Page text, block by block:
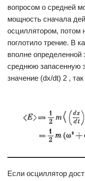
вопросом о средней
мощность сначала
осциллятором, потом
поглотило трение. В
вполне определенной
среднюю запасенную
значение (dx/dt) 2 , так
Если осциллятор